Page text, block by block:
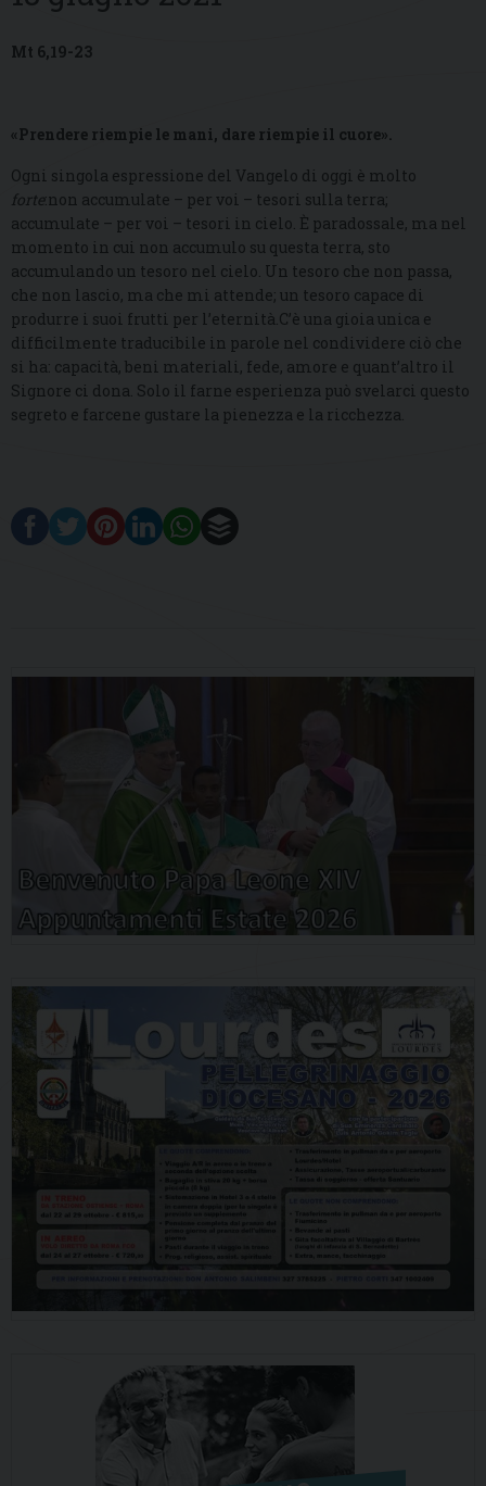
Mt 6,19-23
«Prendere riempie le mani, dare riempie il cuore».
Ogni singola espressione del Vangelo di oggi è molto
forte:non accumulate – per voi – tesori sulla terra;
accumulate – per voi – tesori in cielo. È paradossale, ma nel
momento in cui non accumulo su questa terra, sto
accumulando un tesoro nel cielo. Un tesoro che non passa,
che non lascio, ma che mi attende; un tesoro capace di
produrre i suoi frutti per l’eternità.C’è una gioia unica e
difficilmente traducibile in parole nel condividere ciò che
si ha: capacità, beni materiali, fede, amore e quant’altro il
Signore ci dona. Solo il farne esperienza può svelarci questo
segreto e farcene gustare la pienezza e la ricchezza.